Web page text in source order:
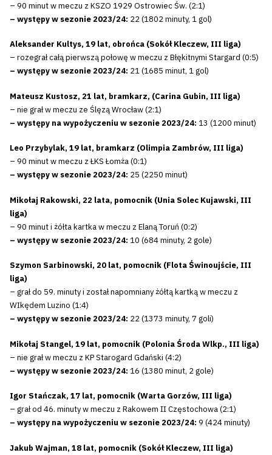
– 90 minut w meczu z KSZO 1929 Ostrowiec Św. (2:1)
– występy w sezonie 2023/24: 22 (1802 minuty, 1 gol)
Aleksander Kultys, 19 lat, obrońca (Sokół Kleczew, III liga)
– rozegrał całą pierwszą połowę w meczu z Błękitnymi Stargard (0:5)
– występy w sezonie 2023/24: 21 (1685 minut, 1 gol)
Mateusz Kustosz, 21 lat, bramkarz, (Carina Gubin, III liga)
– nie grał w meczu ze Ślęzą Wrocław (2:1)
– występy na wypożyczeniu w sezonie 2023/24: 13 (1200 minut)
Leo Przybylak, 19 lat, bramkarz (Olimpia Zambrów, III liga)
– 90 minut w meczu z ŁKS Łomża (0:1)
– występy w sezonie 2023/24: 25 (2250 minut)
Mikołaj Rakowski, 22 lata, pomocnik (Unia Solec Kujawski, III
liga)
– 90 minut i żółta kartka w meczu z Elaną Toruń (0:2)
– występy w sezonie 2023/24: 10 (684 minuty, 2 gole)
Szymon Sarbinowski, 20 lat, pomocnik (Flota Świnoujście, III
liga)
– grał do 59. minuty i został napomniany żółtą kartką w meczu z
WIkędem Luzino (1:4)
– występy w sezonie 2023/24: 22 (1373 minuty, 7 goli)
Mikołaj Stangel, 19 lat, pomocnik (Polonia Środa Wlkp., III liga)
– nie grał w meczu z KP Starogard Gdański (4:2)
– występy w sezonie 2023/24: 16 (1380 minut, 2 gole)
Igor Stańczak, 17 lat, pomocnik (Warta Gorzów, III liga)
– grał od 46. minuty w meczu z Rakowem II Częstochowa (2:1)
– występy na wypożyczeniu w sezonie 2023/24: 9 (424 minuty)
Jakub Wajman, 18 lat, pomocnik (Sokół Kleczew, III liga)